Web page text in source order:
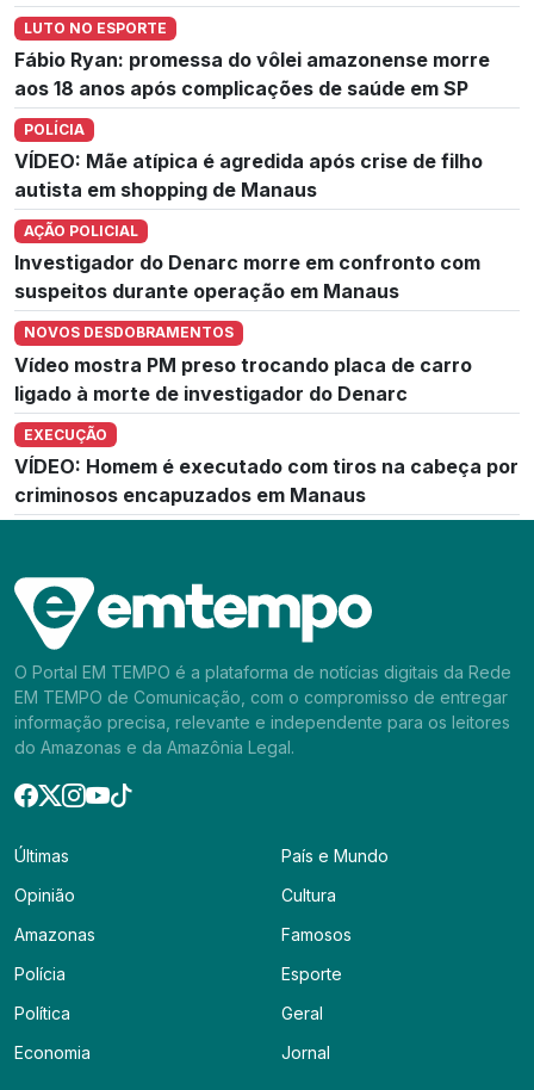
LUTO NO ESPORTE
Fábio Ryan: promessa do vôlei amazonense morre
aos 18 anos após complicações de saúde em SP
POLÍCIA
VÍDEO: Mãe atípica é agredida após crise de filho
autista em shopping de Manaus
AÇÃO POLICIAL
Investigador do Denarc morre em confronto com
suspeitos durante operação em Manaus
NOVOS DESDOBRAMENTOS
Vídeo mostra PM preso trocando placa de carro
ligado à morte de investigador do Denarc
EXECUÇÃO
VÍDEO: Homem é executado com tiros na cabeça por
criminosos encapuzados em Manaus
O Portal EM TEMPO é a plataforma de notícias digitais da Rede
EM TEMPO de Comunicação, com o compromisso de entregar
informação precisa, relevante e independente para os leitores
do Amazonas e da Amazônia Legal.
Últimas
Opinião
Amazonas
Polícia
Política
Economia
País e Mundo
Cultura
Famosos
Esporte
Geral
Jornal